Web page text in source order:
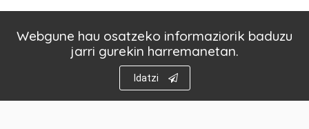
Webgune hau osatzeko informaziorik baduzu
jarri gurekin harremanetan.
Idatzi